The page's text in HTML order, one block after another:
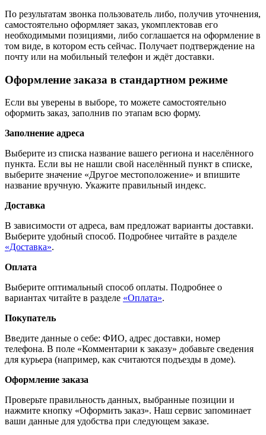
По результатам звонка пользователь либо, получив уточнения,
самостоятельно оформляет заказ, укомплектовав его
необходимыми позициями, либо соглашается на оформление в
том виде, в котором есть сейчас. Получает подтверждение на
почту или на мобильный телефон и ждёт доставки.
Оформление заказа в стандартном режиме
Если вы уверены в выборе, то можете самостоятельно
оформить заказ, заполнив по этапам всю форму.
Заполнение адреса
Выберите из списка название вашего региона и населённого
пункта. Если вы не нашли свой населённый пункт в списке,
выберите значение «Другое местоположение» и впишите
название вручную. Укажите правильный индекс.
Доставка
В зависимости от адреса, вам предложат варианты доставки.
Выберите удобный способ. Подробнее читайте в разделе
«Доставка».
Оплата
Выберите оптимальный способ оплаты. Подробнее о
вариантах читайте в разделе «Оплата».
Покупатель
Введите данные о себе: ФИО, адрес доставки, номер
телефона. В поле «Комментарии к заказу» добавьте сведения
для курьера (например, как считаются подъезды в доме).
Оформление заказа
Проверьте правильность данных, выбранные позиции и
нажмите кнопку «Оформить заказ». Наш сервис запоминает
ваши данные для удобства при следующем заказе.